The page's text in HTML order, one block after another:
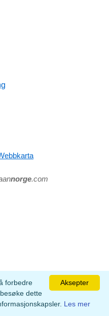
norge.com
Aksepter
forbedre
dette
Les mer